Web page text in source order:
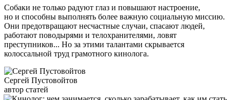
Собаки не только радуют глаз и повышают настроение,
но и способны выполнять более важную социальную миссию.
Они предотвращают несчастные случаи, спасают людей,
работают поводырями и телохранителями, ловят
преступников... Но за этими талантами скрывается
колоссальной труд грамотного кинолога.
Сергей Пустовойтов
автор статей